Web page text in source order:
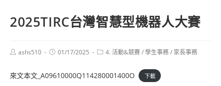
2025TIRC台灣智慧型機器人大賽
Postashs510
Post01/17/2025
Post4. 活動&競賽/學生事務/ 家長事務
來文本文_A09610000Q114280001400O 下載